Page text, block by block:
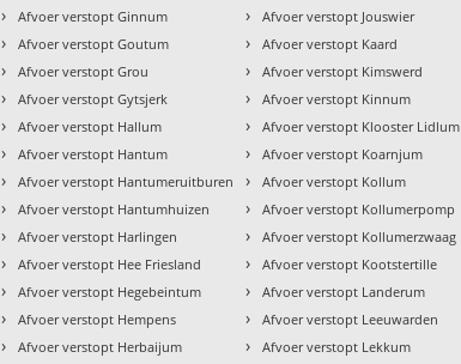
› Afvoer verstopt Ginnum
› Afvoer verstopt Goutum
› Afvoer verstopt Grou
› Afvoer verstopt Gytsjerk
› Afvoer verstopt Hallum
› Afvoer verstopt Hantum
› Afvoer verstopt Hantumeruitburen
› Afvoer verstopt Hantumhuizen
› Afvoer verstopt Harlingen
› Afvoer verstopt Hee Friesland
› Afvoer verstopt Hegebeintum
› Afvoer verstopt Hempens
› Afvoer verstopt Herbaijum
› Afvoer verstopt Jouswier
› Afvoer verstopt Kaard
› Afvoer verstopt Kimswerd
› Afvoer verstopt Kinnum
› Afvoer verstopt Klooster Lidlum
› Afvoer verstopt Koarnjum
› Afvoer verstopt Kollum
› Afvoer verstopt Kollumerpomp
› Afvoer verstopt Kollumerzwaag
› Afvoer verstopt Kootstertille
› Afvoer verstopt Landerum
› Afvoer verstopt Leeuwarden
› Afvoer verstopt Lekkum